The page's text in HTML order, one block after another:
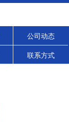
公司动态
联系方式